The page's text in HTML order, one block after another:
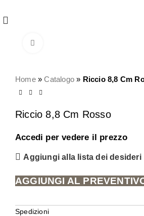
Home»Catalogo » Riccio 8,8 Cm
Riccio 8,8 Cm Rosso
Accedi per vedere il prezzo
Aggiungi alla lista dei desideri
AGGIUNGI AL
Spedizioni